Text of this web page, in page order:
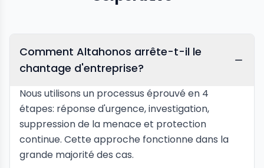
Comment Altahonos arrête-t-il le
chantage d'entreprise?
Nous utilisons un processus éprouvé en 4
étapes: réponse d'urgence, investigation,
suppression de la menace et protection
continue. Cette approche fonctionne dans la
grande majorité des cas.